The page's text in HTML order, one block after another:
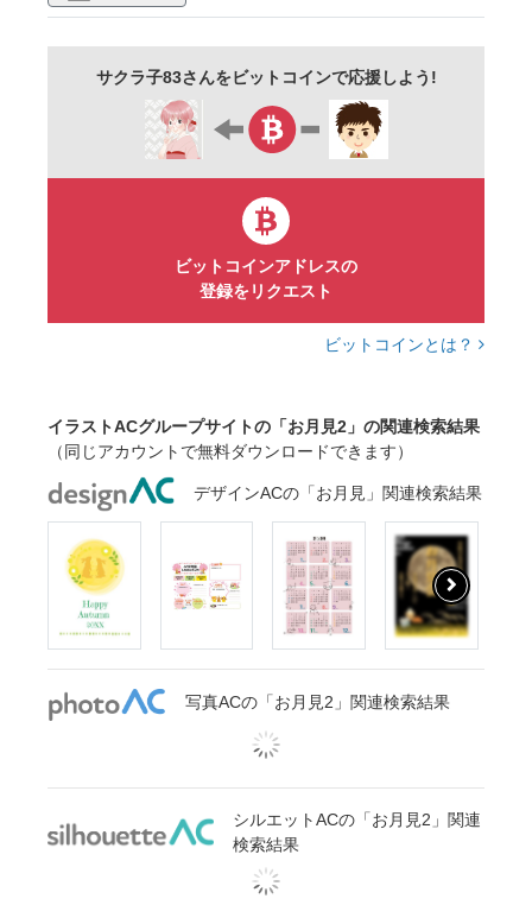
サクラ子83さんをビットコインで応援しよう!
ビットコインアドレスの
登録をリクエスト
ビットコインとは？
イラストACグループサイトの「お月見2」の関連検索結果
（同じアカウントで無料ダウンロードできます）
デザインACの「お月見」関連検索結果
写真ACの「お月見2」関連検索結果
シルエットACの「お月見2」関連
検索結果